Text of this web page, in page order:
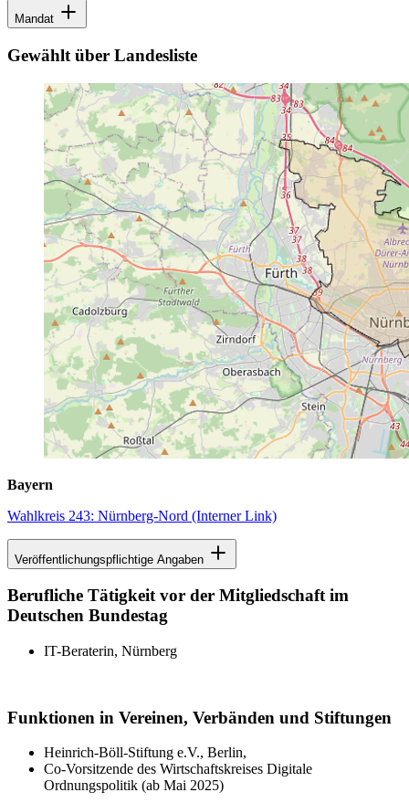
Mandat
Gewählt über Landesliste
Bayern
Wahlkreis 243: Nürnberg-Nord (Interner Link)
Veröffentlichungspflichtige Angaben
Berufliche Tätigkeit vor der Mitgliedschaft im
Deutschen Bundestag
IT-Beraterin, Nürnberg
Funktionen in Vereinen, Verbänden und Stiftungen
Heinrich-Böll-Stiftung e.V., Berlin,
Co-Vorsitzende des Wirtschaftskreises Digitale
Ordnungspolitik (ab Mai 2025)